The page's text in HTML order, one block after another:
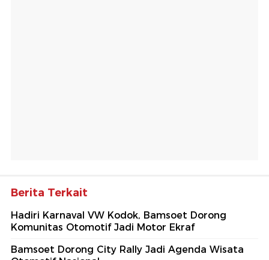
Berita Terkait
Hadiri Karnaval VW Kodok, Bamsoet Dorong
Komunitas Otomotif Jadi Motor Ekraf
Bamsoet Dorong City Rally Jadi Agenda Wisata